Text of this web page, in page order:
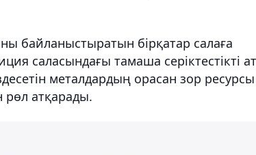
байланыстыратын бірқатар салаға
саласындағы тамаша серіктестікті
металдардың орасан зор ресурсы
рөл атқарады.